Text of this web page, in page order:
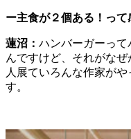
ー主食が２個ある！って
蓮沼： ハンバーガーって
んですけど、それがな
人展ていろんな作家が
す。